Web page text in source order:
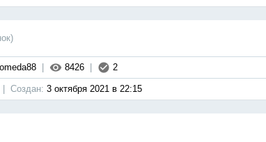
8426 2
Cоздан: 3 октября 2021 в 22:15